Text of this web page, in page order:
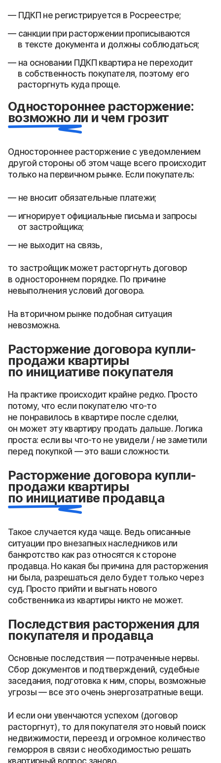
ПДКП не регистрируется в Росреестре;
санкции при расторжении прописываются
в тексте документа и должны соблюдаться;
на основании ПДКП квартира не переходит
в собственность покупателя, поэтому его
расторгнуть куда проще.
Одностороннее расторжение:
возможно ли и чем грозит
Одностороннее расторжение с уведомлением
другой стороны об этом чаще всего происходит
только на первичном рынке. Если покупатель:
не вносит обязательные платежи;
игнорирует официальные письма и запросы
от застройщика;
не выходит на связь,
то застройщик может расторгнуть договор
в одностороннем порядке. По причине
невыполнения условий договора.
На вторичном рынке подобная ситуация
невозможна.
Расторжение договора купли-
продажи квартиры
по инициативе покупателя
На практике происходит крайне редко. Просто
потому, что если покупателю что-то
не понравилось в квартире после сделки,
он может эту квартиру продать дальше. Логика
проста: если вы что-то не увидели / не заметили
перед покупкой — это ваши сложности.
Расторжение договора купли-
продажи квартиры
по инициативе продавца
Такое случается куда чаще. Ведь описанные
ситуации про внезапных наследников или
банкротство как раз относятся к стороне
продавца. Но какая бы причина для расторжения
ни была, разрешаться дело будет только через
суд. Просто прийти и выгнать нового
собственника из квартиры никто не может.
Последствия расторжения для
покупателя и продавца
Основные последствия — потраченные нервы.
Сбор документов и подтверждений, судебные
заседания, подготовка к ним, споры, возможные
угрозы — все это очень энергозатратные вещи.
И если они увенчаются успехом (договор
расторгнут), то для покупателя это новый поиск
недвижимости, переезд и огромное количество
геморроя в связи с необходимостью решать
квартирный вопрос заново.